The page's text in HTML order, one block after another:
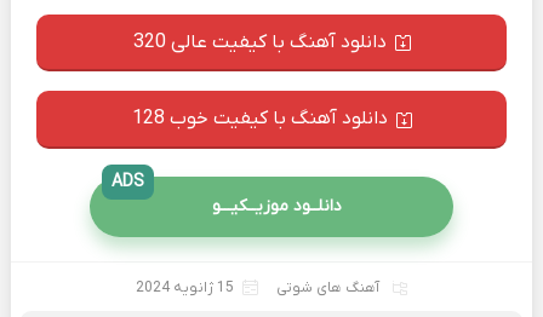
دانلود آهنگ با کیفیت عالی 320
دانلود آهنگ با کیفیت خوب 128
دانلــود موزیــکیـــو
ADS
آهنگ های شوتی 15 ژانویه 2024